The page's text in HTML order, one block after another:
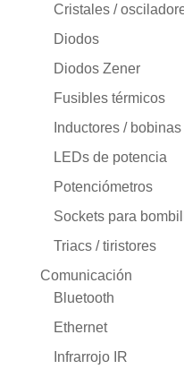
Cristales /
Diodos
Diodos Zener
Fusibles térmicos
Inductores / bobinas
LEDs de potencia
Potenciómetros
Sockets para
Triacs / tiristores
Comunicación
Bluetooth
Ethernet
Infrarrojo IR